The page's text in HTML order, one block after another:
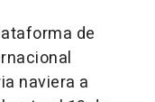
de
naviera a